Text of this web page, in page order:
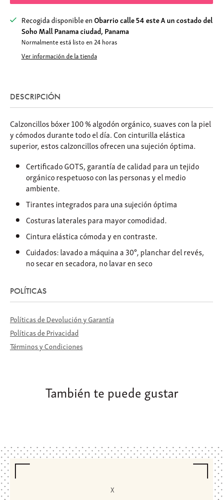
Recogida disponible enObarrio calle 54 este A un costado del
Soho Mall Panama ciudad, Panama
Normalmente está listo en 24 horas
Ver información de la tienda
DESCRIPCIÓN
Calzoncillos bóxer 100 % algodón orgánico, suaves con la piel
y cómodos durante todo el día. Con cinturilla elástica
superior, estos calzoncillos ofrecen una sujeción óptima.
Certificado GOTS, garantía de calidad para un tejido
orgánico respetuoso con las personas y el medio
ambiente.
Tirantes integrados para una sujeción óptima
Costuras laterales para mayor comodidad.
Cintura elástica cómoda y en contraste.
Cuidados: lavado a máquina a 30°, planchar del revés,
no secar en secadora, no lavar en seco
POLÍTICAS
Políticas de Devolución y Garantía
Políticas de Privacidad
Términos y Condiciones
También te puede gustar